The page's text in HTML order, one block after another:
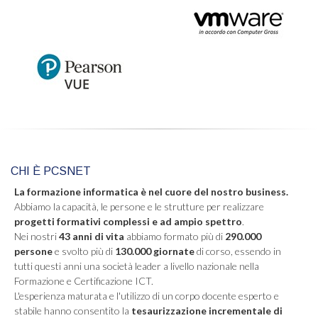
CHI È PCSNET
La formazione informatica è nel cuore del nostro business.
Abbiamo la capacità, le persone e le strutture per realizzare
progetti formativi complessi e ad ampio spettro.
Nei nostri43 anni di vita abbiamo formato più di 290.000
personee svolto più di 130.000 giornatedi corso, essendo in
tutti questi anni una società leader a livello nazionale nella
Formazione e Certificazione ICT.
L'esperienza maturata e l'utilizzo di un corpo docente esperto e
stabile hanno consentito la tesaurizzazione incrementale di